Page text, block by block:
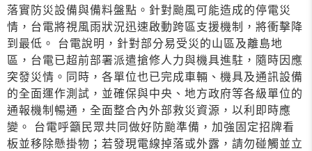
落實防災設備與備料盤點。針對颱風可能造成的停電災
情，台電將視風雨狀況迅速啟動跨區支援機制，將衝擊降
到最低。 台電說明，針對部分易受災的山區及離島地
區，台電已超前部署派遣搶修人力與機具進駐，隨時因應
突發災情。同時，各單位也已完成車輛、機具及通訊設備
的全面運作測試，並確保與中央、地方政府等各級單位的
通報機制暢通，全面整合內外部救災資源，以利即時應
變。 台電呼籲民眾共同做好防颱準備，加強固定招牌看
板並移除懸掛物；若發現電線掉落或外露，請勿碰觸並立